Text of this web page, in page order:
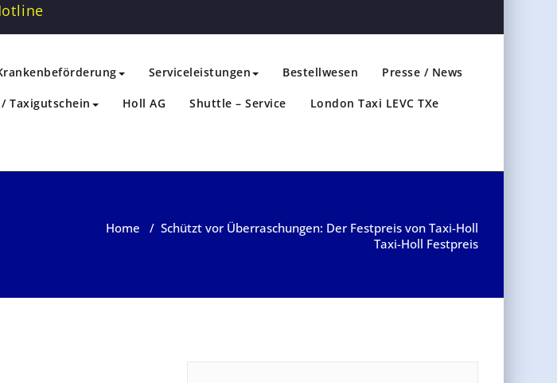
Serviceleistungen Bestellwesen Presse / News
Taxigutschein Holl AG Shuttle – Service London Taxi LEVC TXe
Home / Schützt vor Überraschungen: Der Festpreis von Taxi-Holl
Taxi-Holl Festpreis